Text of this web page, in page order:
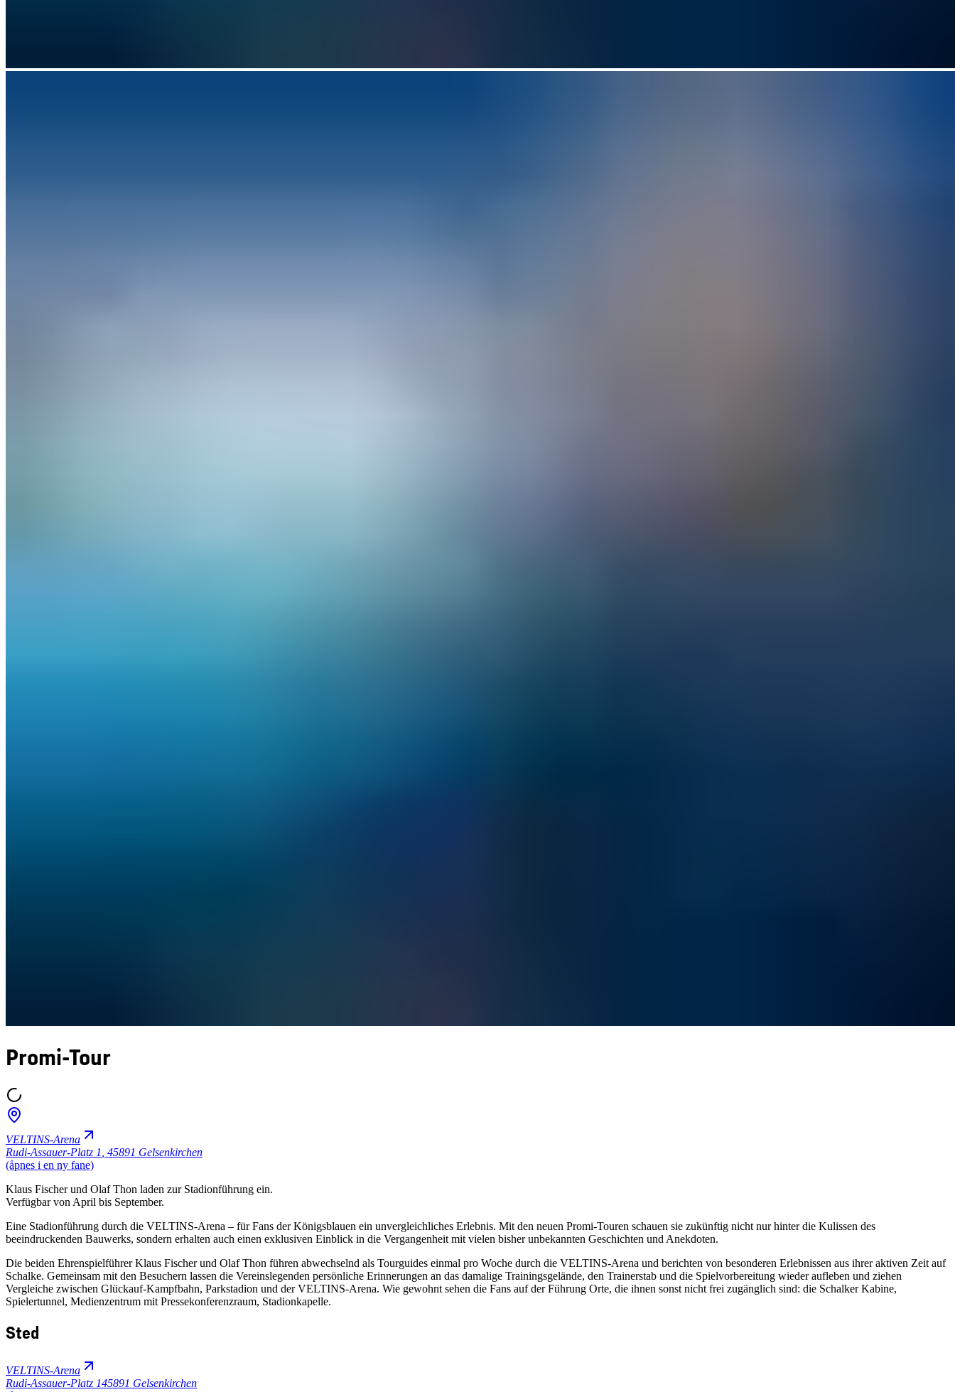
Promi-Tour
VELTINS-Arena
Rudi-Assauer-Platz 1 45891 Gelsenkirchen
(åpnes i en ny fane)
Klaus Fischer und Olaf Thon laden zur Stadionführung ein.
Verfügbar von April bis September.
Eine Stadionführung durch die VELTINS-Arena – für Fans der Königsblauen ein unvergleichliches Erlebnis. Mit den neuen Promi-Touren schauen sie zukünftig nicht nur hinter die Kulissen des
beeindruckenden Bauwerks, sondern erhalten auch einen exklusiven Einblick in die Vergangenheit mit vielen bisher unbekannten Geschichten und Anekdoten.
Die beiden Ehrenspielführer Klaus Fischer und Olaf Thon führen abwechselnd als Tourguides einmal pro Woche durch die VELTINS-Arena und berichten von besonderen Erlebnissen aus ihrer aktiven Zeit auf
Schalke. Gemeinsam mit den Besuchern lassen die Vereinslegenden persönliche Erinnerungen an das damalige Trainingsgelände, den Trainerstab und die Spielvorbereitung wieder aufleben und ziehen
Vergleiche zwischen Glückauf-Kampfbahn, Parkstadion und der VELTINS-Arena. Wie gewohnt sehen die Fans auf der Führung Orte, die ihnen sonst nicht frei zugänglich sind: die Schalker Kabine,
Spielertunnel, Medienzentrum mit Pressekonferenzraum, Stadionkapelle.
Sted
VELTINS-Arena
Rudi-Assauer-Platz 145891 Gelsenkirchen